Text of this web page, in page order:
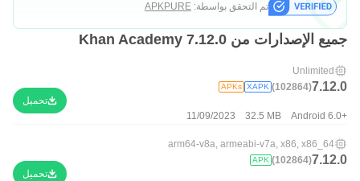
تم التحقق بواسطة: APKPURE
جميع الإصدارات من Khan Academy 7.12.0
Unlimited
7.12.0
(102864)
XAPK
APKs
11/09/2023 32.5 MB Android 6.0+
تحميل
arm64-v8a, armeabi-v7a, x86, x86_64
7.12.0
(102864)
APK
تحميل